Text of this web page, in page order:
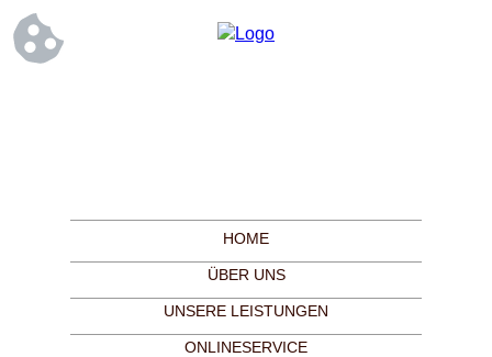
HOME
ÜBER UNS
UNSERE LEISTUNGEN
ONLINESERVICE